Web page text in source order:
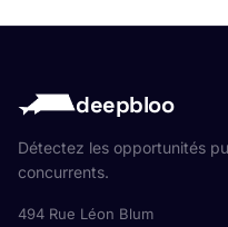
deepbloo
Détectez les opportunités
concurrents.
494 Rue Léon Blum